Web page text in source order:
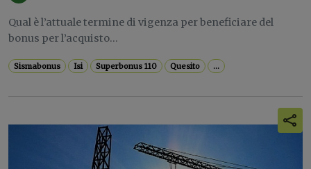
Qual è l’attuale termine di vigenza per beneficiare del
bonus per l’acquisto...
Sismabonus Isi Superbonus 110 Quesito ...